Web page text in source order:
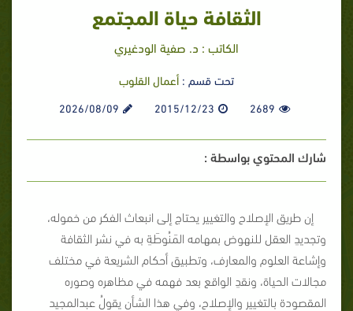
الثقافة حياة المجتمع
الكاتب : د. صفية الودغيري
تحت قسم :أعمال القلوب
2689
2015/12/23
2026/08/09
شارك المحتوي بواسطة :
إن طريق الإصلاح والتغيير يحتاج إلى انبعاث الفكر من خموله،
وتجديدِ العقل للنهوض بمهامه المَنُوطَةِ به في نشر الثقافة
وإشاعة العلوم والمعارف، وتطبيق أحكام الشريعة في مختلف
مجالات الحياة، ونقدِ الواقع بعد فهمه في مظاهره وصوره
المقصودة بالتغيير والإصلاح، وفي هذا الشأن يقولُ عبدالمجيد